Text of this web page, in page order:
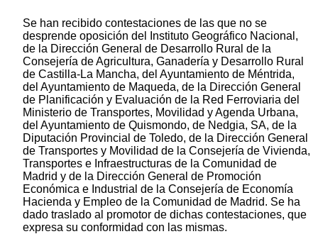
Se han recibido contestaciones de las que no se
desprende oposición del Instituto Geográfico Nacional,
de la Dirección General de Desarrollo Rural de la
Consejería de Agricultura, Ganadería y Desarrollo Rural
de Castilla-La Mancha, del Ayuntamiento de Méntrida,
del Ayuntamiento de Maqueda, de la Dirección General
de Planificación y Evaluación de la Red Ferroviaria del
Ministerio de Transportes, Movilidad y Agenda Urbana,
del Ayuntamiento de Quismondo, de Nedgia, SA, de la
Diputación Provincial de Toledo, de la Dirección General
de Transportes y Movilidad de la Consejería de Vivienda,
Transportes e Infraestructuras de la Comunidad de
Madrid y de la Dirección General de Promoción
Económica e Industrial de la Consejería de Economía
Hacienda y Empleo de la Comunidad de Madrid. Se ha
dado traslado al promotor de dichas contestaciones, que
expresa su conformidad con las mismas.